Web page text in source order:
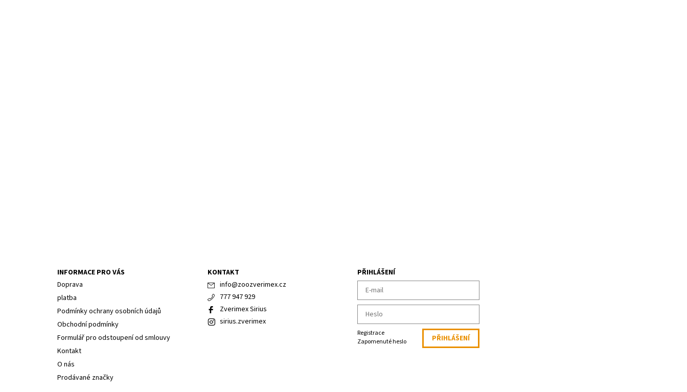
INFORMACE PRO VÁS
Doprava
platba
Podmínky ochrany osobních údajů
Obchodní podmínky
Formulář pro odstoupení od smlouvy
Kontakt
O nás
Prodávané značky
KONTAKT
info@zoozverimex.cz
777 947 929
Zverimex Sirius
sirius.zverimex
PŘIHLÁŠENÍ
Registrace
Zapomenuté heslo